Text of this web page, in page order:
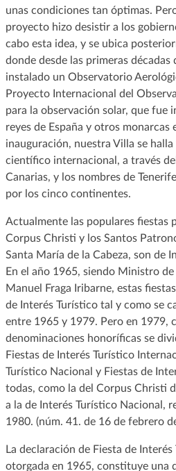
unas condiciones tan óptimas.
proyecto hizo desistir a los
cabo esta idea, y se ubica
donde desde las primeras décadas
instalado un Observatorio
Proyecto Internacional del
para la observación solar, que fue
reyes de España y otros monarcas
inauguración, nuestra Villa se
científico internacional, a través
Canarias, y los nombres de
por los cinco continentes.
Actualmente las populares fiestas
Corpus Christi y los Santos
Santa María de la Cabeza, son de
En el año 1965, siendo Ministro
Manuel Fraga Iribarne, estas
de Interés Turístico tal y como se
entre 1965 y 1979. Pero en 1979,
denominaciones honoríficas se
Fiestas de Interés Turístico
Turístico Nacional y Fiestas de
todas, como la del Corpus Christi
a la de Interés Turístico Nacional,
1980. (núm. 41. de 16 de febrero
La declaración de Fiesta de
otorgada en 1965, constituye una